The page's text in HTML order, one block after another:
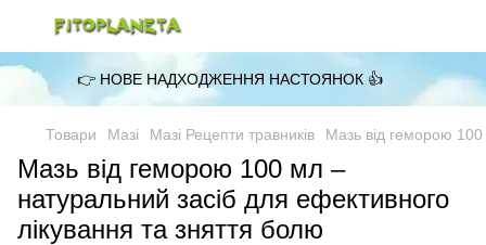
👉 НОВЕ НАДХОДЖЕННЯ НАСТОЯНОК 👍
Товари Мазі Мазі Рецепти травників Мазь від геморою
Мазь від геморою 100 мл –
натуральний засіб для ефективного
лікування та зняття болю